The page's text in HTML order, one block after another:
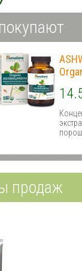
продаж